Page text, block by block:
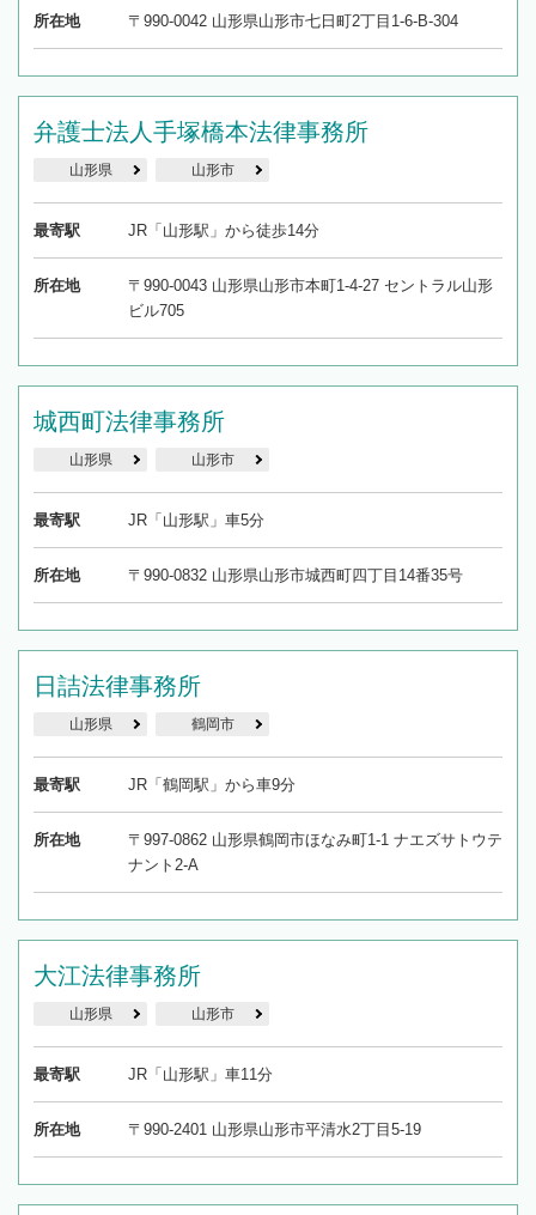
所在地 〒990-0042 山形県山形市七日町2丁目1-6-B-304
弁護士法人手塚橋本法律事務所
山形県 山形市
最寄駅 JR「山形駅」から徒歩14分
所在地
〒990-0043 山形県山形市本町1-4-27 セントラル山形
ビル705
城西町法律事務所
山形県 山形市
最寄駅 JR「山形駅」車5分
所在地 〒990-0832 山形県山形市城西町四丁目14番35号
日詰法律事務所
山形県 鶴岡市
最寄駅 JR「鶴岡駅」から車9分
所在地
〒997-0862 山形県鶴岡市ほなみ町1-1 ナエズサトウテ
ナント2-A
大江法律事務所
山形県 山形市
最寄駅 JR「山形駅」車11分
所在地 〒990-2401 山形県山形市平清水2丁目5-19